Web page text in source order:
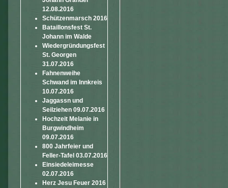
12.08.2016
Schützenmarsch 2016
Bataillonsfest St.
Johann im Walde
Wiedergründungsfest
St. Georgen
31.07.2016
Fahnenweihe
Schwand im Innkreis
10.07.2016
Jaggassn und
Seilziehen 09.07.2016
Hochzeit Melanie in
Burgwindheim
09.07.2016
800 Jahrfeier und
Feller-Tafel 03.07.2016
Einsiedeleimesse
02.07.2016
Herz Jesu Feuer 2016